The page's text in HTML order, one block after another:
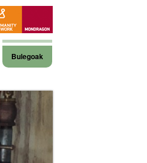
Bulegoak